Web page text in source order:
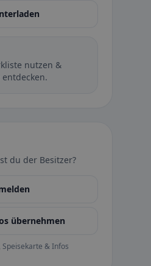
nutzen &
du der Besitzer?
übernehmen
& Infos